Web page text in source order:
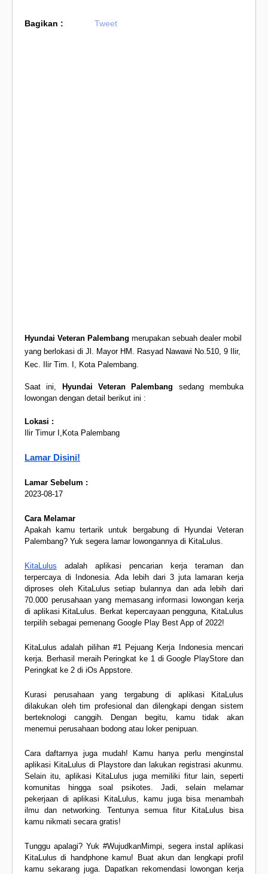
Bagikan : Tweet
Hyundai Veteran Palembang merupakan sebuah dealer mobil
yang berlokasi di Jl. Mayor HM. Rasyad Nawawi No.510, 9 Ilir,
Kec. Ilir Tim. I, Kota Palembang.
Saat ini, Hyundai Veteran Palembang sedang membuka
lowongan dengan detail berikut ini :
Lokasi :
Ilir Timur I,Kota Palembang
Lamar Disini!
Lamar Sebelum :
2023-08-17
Cara Melamar
Apakah kamu tertarik untuk bergabung di Hyundai Veteran
Palembang? Yuk segera lamar lowongannya di KitaLulus.
KitaLulus adalah aplikasi pencarian kerja teraman dan
terpercaya di Indonesia. Ada lebih dari 3 juta lamaran kerja
diproses oleh KitaLulus setiap bulannya dan ada lebih dari
70.000 perusahaan yang memasang informasi lowongan kerja
di aplikasi KitaLulus. Berkat kepercayaan pengguna, KitaLulus
terpilih sebagai pemenang Google Play Best App of 2022!
KitaLulus adalah pilihan #1 Pejuang Kerja Indonesia mencari
kerja. Berhasil meraih Peringkat ke 1 di Google PlayStore dan
Peringkat ke 2 di iOs Appstore.
Kurasi perusahaan yang tergabung di aplikasi KitaLulus
dilakukan oleh tim profesional dan dilengkapi dengan sistem
berteknologi canggih. Dengan begitu, kamu tidak akan
menemui perusahaan bodong atau loker penipuan.
Cara daftarnya juga mudah! Kamu hanya perlu menginstal
aplikasi KitaLulus di Playstore dan lakukan registrasi akunmu.
Selain itu, aplikasi KitaLulus juga memiliki fitur lain, seperti
komunitas hingga soal psikotes. Jadi, selain melamar
pekerjaan di aplikasi KitaLulus, kamu juga bisa menambah
ilmu dan networking. Tentunya semua fitur KitaLulus bisa
kamu nikmati secara gratis!
Tunggu apalagi? Yuk #WujudkanMimpi, segera instal aplikasi
KitaLulus di handphone kamu! Buat akun dan lengkapi profil
kamu sekarang juga. Dapatkan rekomendasi lowongan kerja